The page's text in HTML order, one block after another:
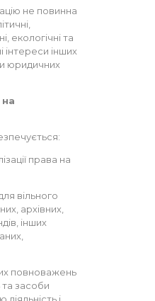
не повинна
екологічні та
інтереси інших
юридичних
на
права на
вільного
архівних,
інших
повноважень
та засоби